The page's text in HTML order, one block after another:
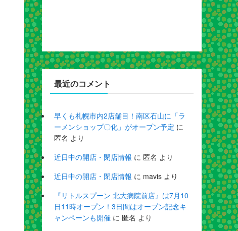
最近のコメント
早くも札幌市内2店舗目！南区石山に「ラ
ーメンショップ〇化」がオープン予定 に
匿名 より
近日中の開店・閉店情報 に 匿名 より
近日中の開店・閉店情報 に mavis より
『リトルスプーン 北大病院前店』は7月10
日11時オープン！3日間はオープン記念キ
ャンペーンも開催 に 匿名 より